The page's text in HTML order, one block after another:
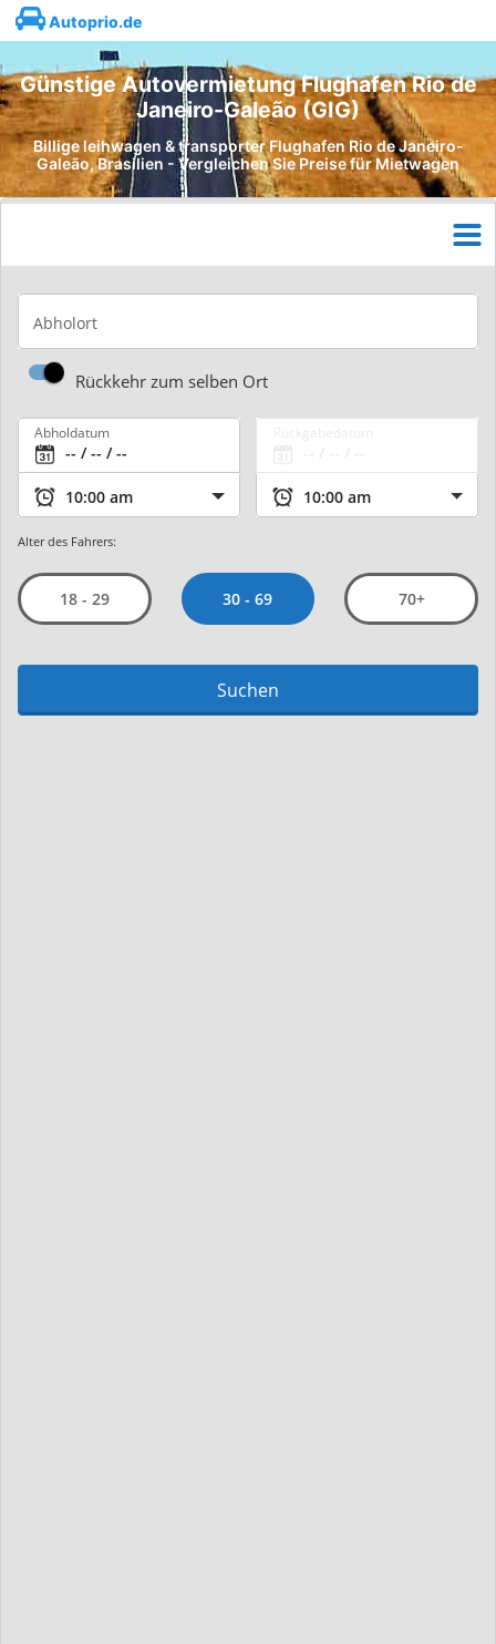
Autoprio.de
Günstige Autovermietung Flughafen Rio de
Janeiro-Galeão (GIG)
Billige leihwagen & transporter Flughafen Rio de Janeiro-
Galeão, Brasilien - Vergleichen Sie Preise für Mietwagen
Abholort
Rückkehr zum selben Ort
Abholdatum
Alter des Fahrers:
18 - 29 30 - 69 70+
Suchen